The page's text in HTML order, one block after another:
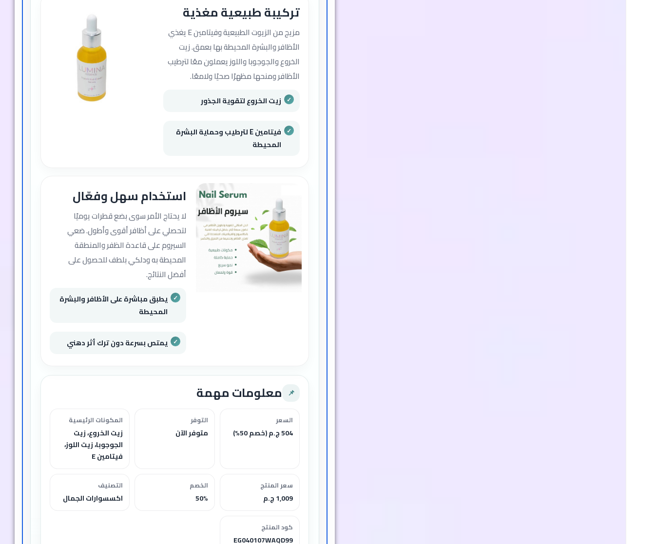
تركيبة طبيعية مغذية
مزيج من الزيوت الطبيعية وفيتامين E يغذي
الأظافر والبشرة المحيطة بها بعمق. زيت
الخروع والجوجوبا واللوز يعملون معًا لترطيب
الأظافر ومنحها مظهرًا صحيًا ولامعًا.
زيت الخروع لتقوية الجذور
فيتامين E لترطيب وحماية البشرة
المحيطة
استخدام سهل وفعّال
لا يحتاج الأمر سوى بضع قطرات يوميًا
لتحصلي على أظافر أقوى وأطول. ضعي
السيروم على قاعدة الظفر والمنطقة
المحيطة به ودلكي بلطف للحصول على
أفضل النتائج.
يطبق مباشرة على الأظافر والبشرة
المحيطة
يمتص بسرعة دون ترك أثر دهني
📌 معلومات مهمة
السعر
504 ج.م (خصم 50%)
التوفر
متوفر الآن
المكونات الرئيسية
زيت الخروع، زيت
الجوجوبا، زيت اللوز،
فيتامين E
سعر المنتج
1,009 ج.م
الخصم
50%
التصنيف
اكسسوارات الجمال
كود المنتج
EG040107WAQD99